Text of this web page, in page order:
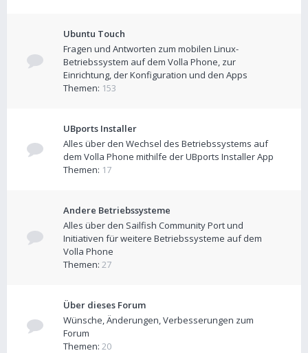
Ubuntu Touch
Fragen und Antworten zum mobilen Linux-
Betriebssystem auf dem Volla Phone, zur
Einrichtung, der Konfiguration und den Apps
Themen: 153
UBports Installer
Alles über den Wechsel des Betriebssystems auf
dem Volla Phone mithilfe der UBports Installer App
Themen: 17
Andere Betriebssysteme
Alles über den Sailfish Community Port und
Initiativen für weitere Betriebssysteme auf dem
Volla Phone
Themen: 27
Über dieses Forum
Wünsche, Änderungen, Verbesserungen zum
Forum
Themen: 20